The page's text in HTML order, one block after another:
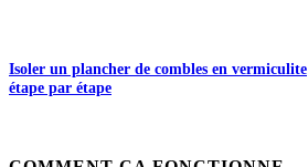
Isoler un plancher de combles en vermiculite
étape par étape